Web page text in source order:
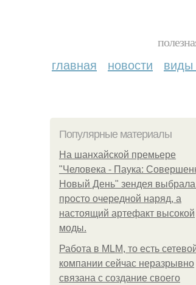
главная новости виды
Популярные материалы
На шанхайской премьере
"Человека - Паука:
Новый День" зендея
просто очередной наряд, а
настоящий артефакт высокой
моды.
Работа в MLM, то есть
компании сейчас неразрывно
связана с создание своего